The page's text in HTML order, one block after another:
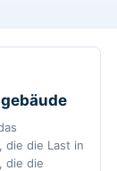
die die Last in
die die